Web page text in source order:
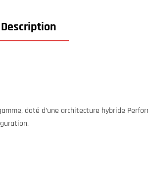
Description
doté d’une architecture hybride